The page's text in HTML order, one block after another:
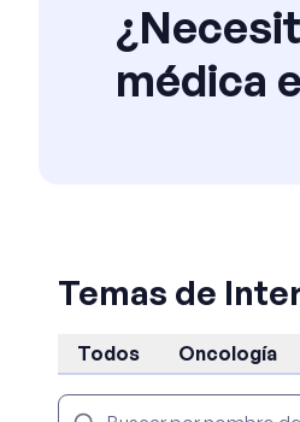
médica
Temas de
Todos Oncología